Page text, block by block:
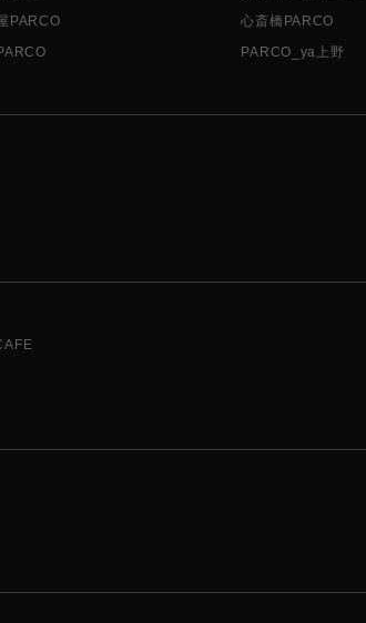
PARCO
心斎橋PARCO
PARCO_ya上野